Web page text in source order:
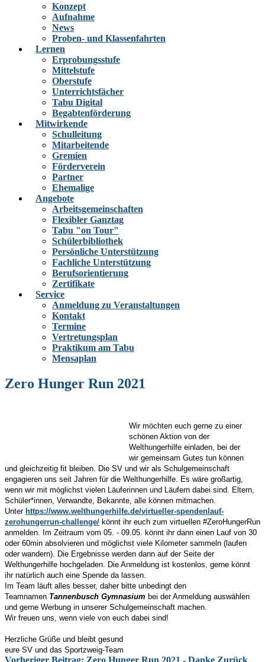
Konzept
Aufnahme
News
Proben- und Klassenfahrten
Lernen
Erprobungsstufe
Mittelstufe
Oberstufe
Unterrichtsfächer
Tabu Digital
Begabtenförderung
Mitwirkende
Schulleitung
Mitarbeitende
Gremien
Förderverein
Partner
Ehemalige
Angebote
Arbeitsgemeinschaften
Flexibler Ganztag
Tabu "on Tour"
Schülerbibliothek
Persönliche Unterstützung
Fachliche Unterstützung
Berufsorientierung
Zertifikate
Service
Anmeldung zu Veranstaltungen
Kontakt
Termine
Vertretungsplan
Praktikum am Tabu
Mensaplan
Zero Hunger Run 2021
Wir möchten euch gerne zu einer
schönen Aktion von der
Welthungerhilfe einladen, bei der
wir gemeinsam Gutes tun können
und gleichzeitig fit bleiben. Die SV und wir als Schulgemeinschaft
engagieren uns seit Jahren für die Welthungerhilfe. Es wäre großartig,
wenn wir mit möglichst vielen Läuferinnen und Läufern dabei sind. Eltern,
Schüler*innen, Verwandte, Bekannte, alle können mitmachen.
Unter https://www.welthungerhilfe.de/virtueller-spendenlauf-
zerohungerrun-challenge/ könnt ihr euch zum virtuellen #ZeroHungerRun
anmelden. Im Zeitraum vom 05. - 09.05. könnt ihr dann einen Lauf von 30
oder 60min absolvieren und möglichst viele Kilometer sammeln (laufen
oder wandern). Die Ergebnisse werden dann auf der Seite der
Welthungerhilfe hochgeladen. Die Anmeldung ist kostenlos, gerne könnt
ihr natürlich auch eine Spende da lassen.
Im Team läuft alles besser, daher bitte unbedingt den
Teamnamen Tannenbusch Gymnasium bei der Anmeldung auswählen
und gerne Werbung in unserer Schulgemeinschaft machen.
Wir freuen uns, wenn viele von euch dabei sind!
Herzliche Grüße und bleibt gesund
eure SV und das Sportzweig-Team
Vorheriger Beitrag: Zero Hunger Run 2021 - Danke Zurück